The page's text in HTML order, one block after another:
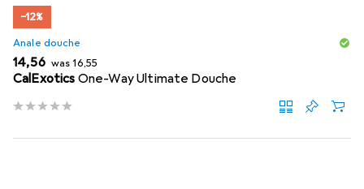
−12%
Anale douche
EUR
14,56 wasEUR
16,55
CalExotics One-Way Ultimate Douche